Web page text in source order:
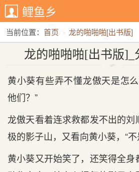
鲤鱼乡
当前位置： 首页
龙的啪啪啪[出书版]
龙的啪啪啪[出书版]_分节阅读_10
龙的啪啪啪[出书版]_
黄小葵有些弄不懂龙傲天是怎
他们？”
龙傲天看着连求救都发不出的
极的影子山，又看向黄小葵，“
黄小葵又开始笑了，还笑得全身